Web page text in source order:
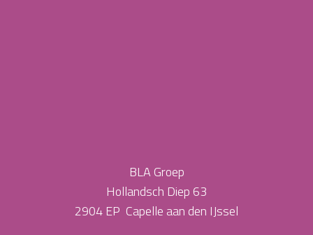
BLA Groep
Hollandsch Diep 63
2904 EP Capelle aan den IJssel